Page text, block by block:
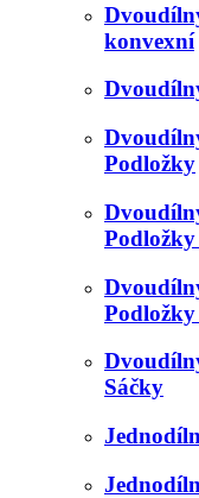
konvexní
Podložky
Sáčky